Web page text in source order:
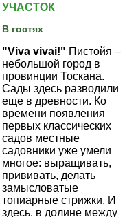
УЧАСТОК
В гостях
"Viva vivai!" Пистойя –
небольшой город в
провинции Тоскана.
Сады здесь разводили
еще в древности. Ко
времени появления
первых классических
садов местные
садовники уже умели
многое: выращивать,
прививать, делать
замысловатые
топиарные стрижки. И
здесь, в долине между